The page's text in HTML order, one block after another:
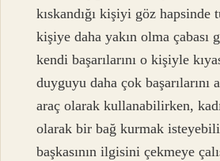
kıskandığı kişiyi göz
kişiye daha yakın olma çabası
kendi başarılarını o kişiyle
duyguyu daha çok başarılarını
araç olarak kullanabilirken,
olarak bir bağ kurmak
başkasının ilgisini çekmeye